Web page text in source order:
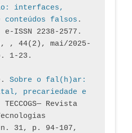
interfaces,
conteúdos falsos
e-ISSN 2238-2577.
, 44(2), mai/2025-
1-23.
Sobre o fal(h)ar:
precariedade e
TECCOGS— Revista
31, p. 94-107,